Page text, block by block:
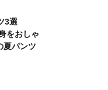
3選
をおしゃ
夏パンツ